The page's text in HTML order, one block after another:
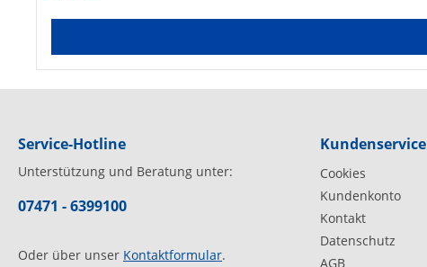
Service-Hotline
Unterstützung und Beratung unter:
07471 - 6399100
Oder über unser Kontaktformular.
Kundenservice
Cookies
Kundenkonto
Kontakt
Datenschutz
AGB